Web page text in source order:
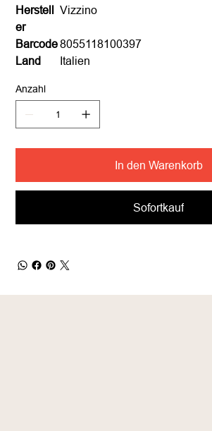
Herstell
er
Vizzino
Barcode8055118100397
Land
Italien
Anzahl
In den Warenkorb
Sofortkauf